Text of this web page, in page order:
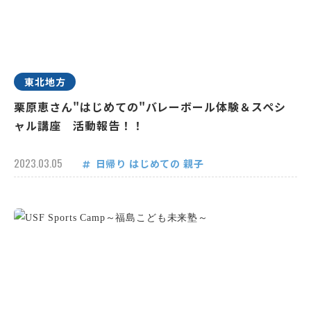
東北地方
栗原恵さん"はじめての"バレーボール体験＆スペシ
ャル講座 活動報告！！
2023.03.05 日帰り はじめての 親子